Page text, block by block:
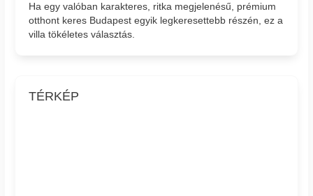
Ha egy valóban karakteres, ritka megjelenésű, prémium
otthont keres Budapest egyik legkeresettebb részén, ez a
villa tökéletes választás.
TÉRKÉP